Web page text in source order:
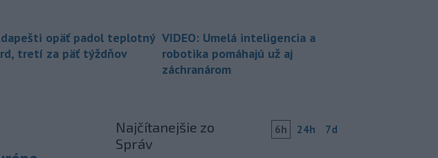
123 zo 193 členskýchopäť padol teplotný
tretí za päť týždňov
VIDEO: Umelá inteligencia a
robotika pomáhajú už aj
záchranárom
Najčítanejšie zo
Správ
6h 24h 7d